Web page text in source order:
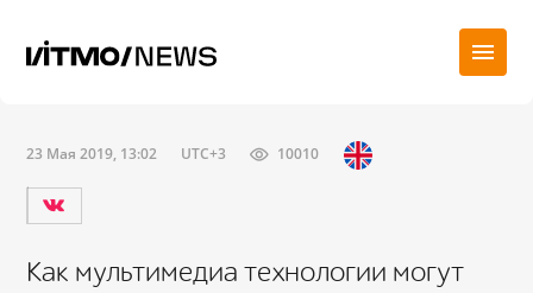
23 Мая 2019, 13:02 UTC+3 10010
Как мультимедиа технологии могут